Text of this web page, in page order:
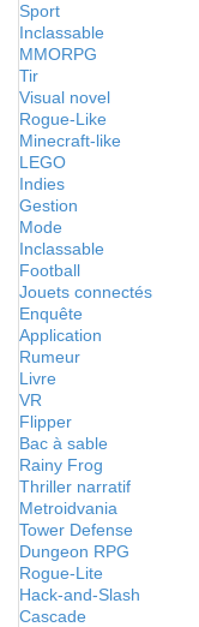
Sport
Inclassable
MMORPG
Tir
Visual novel
Rogue-Like
Minecraft-like
LEGO
Indies
Gestion
Mode
Inclassable
Football
Jouets connectés
Enquête
Application
Rumeur
Livre
VR
Flipper
Bac à sable
Rainy Frog
Thriller narratif
Metroidvania
Tower Defense
Dungeon RPG
Rogue-Lite
Hack-and-Slash
Cascade